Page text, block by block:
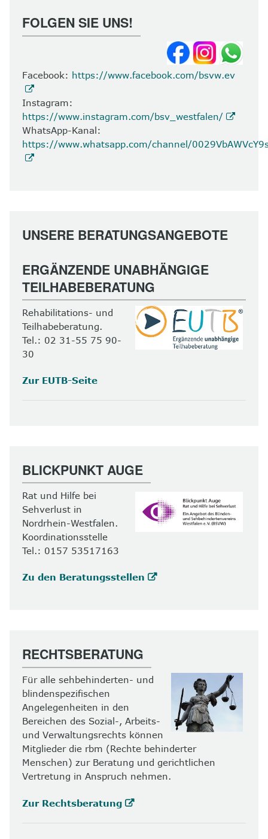
FOLGEN SIE UNS!
Facebook: https://www.facebook.com/bsvw.ev
Instagram:
https://www.instagram.com/bsv_westfalen/
WhatsApp-Kanal:
https://www.whatsapp.com/channel/
UNSERE BERATUNGSANGEBOTE
ERGÄNZENDE UNABHÄNGIGE
TEILHABEBERATUNG
Rehabilitations- und
Teilhabeberatung.
Tel.: 02 31-55 75 90-
30
Zur EUTB-Seite
BLICKPUNKT AUGE
Rat und Hilfe bei
Sehverlust in
Nordrhein-Westfalen.
Koordinationsstelle
Tel.: 0157 53517163
Zu den Beratungsstellen
RECHTSBERATUNG
Für alle sehbehinderten- und
blindenspezifischen
Angelegenheiten in den
Bereichen des Sozial-, Arbeits-
und Verwaltungsrechts können
Mitglieder die rbm (Rechte behinderter
Menschen) zur Beratung und gerichtlichen
Vertretung in Anspruch nehmen.
Zur Rechtsberatung